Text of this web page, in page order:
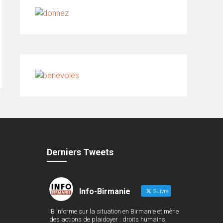
Derniers Tweets
Info-Birmanie Suivre
IB informe sur la situation en Birmanie et mène
des actions de plaidoyer : droits humains,